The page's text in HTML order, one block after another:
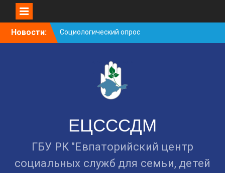
SkipНовости:
Cоциологический опрос
граждан старше 55 лет по
Уличная акция
«Здоровью — ДА!
Наркотикам — НЕТ!»
Занятие в рамках школы
ЕЦСССДМ
ГБУ РК "Евпаторийский центр
социальных служб для семьи, детей